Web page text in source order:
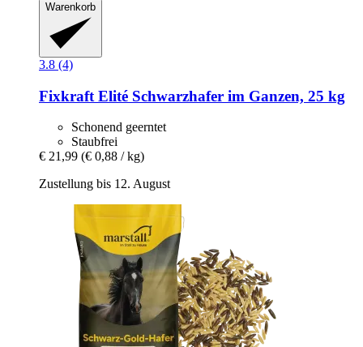
Warenkorb
3.8 (4)
Fixkraft Elité Schwarzhafer im Ganzen, 25 kg
Schonend geerntet
Staubfrei
€ 21,99 (€ 0,88 / kg)
Zustellung bis 12. August